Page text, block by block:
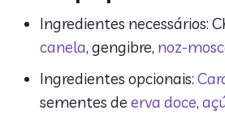
Ingredientes necessários:
canela, gengibre, noz-
Ingredientes opcionais:
sementes de erva doce,